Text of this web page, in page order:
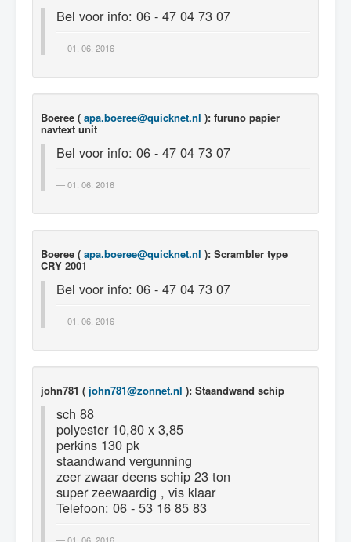
Bel voor info: 06 - 47 04 73 07
01. 06. 2016
Boeree ( apa.boeree@quicknet.nl ): furuno papier
navtext unit
Bel voor info: 06 - 47 04 73 07
01. 06. 2016
Boeree ( apa.boeree@quicknet.nl ): Scrambler type
CRY 2001
Bel voor info: 06 - 47 04 73 07
01. 06. 2016
john781 ( john781@zonnet.nl ): Staandwand schip
sch 88
polyester 10,80 x 3,85
perkins 130 pk
staandwand vergunning
zeer zwaar deens schip 23 ton
super zeewaardig , vis klaar
Telefoon: 06 - 53 16 85 83